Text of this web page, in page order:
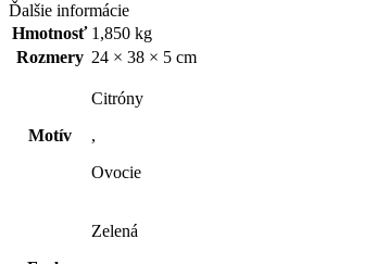
Ďalšie informácie
Hmotnosť 1,850 kg
Rozmery 24 × 38 × 5 cm
Motív
Citróny
,
Ovocie
Zelená